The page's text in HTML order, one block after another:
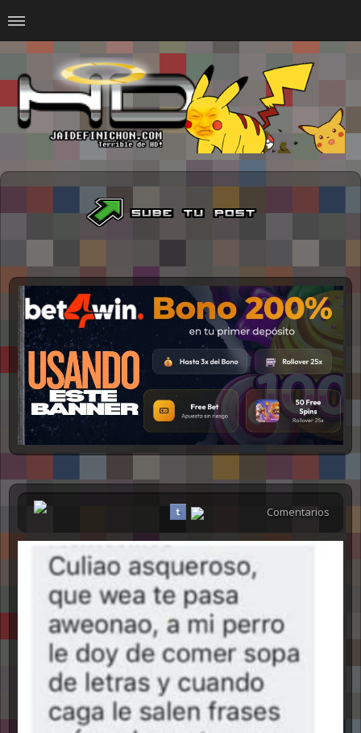
#Animalitosbb
#Chilensis
#CurseadasWTF
#DankMemes
#MemesProGamer
#Otacos
#SacasDeChucha
#Sad
GOTH
Comentarios